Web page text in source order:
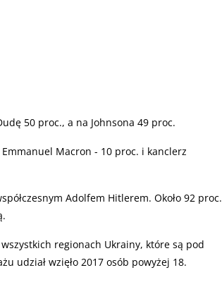
50 proc., a na Johnsona 49 proc.
Macron - 10 proc. i kanclerz
Adolfem Hitlerem. Około 92 proc.
regionach Ukrainy, które są pod
udział wzięło 2017 osób powyżej 18.